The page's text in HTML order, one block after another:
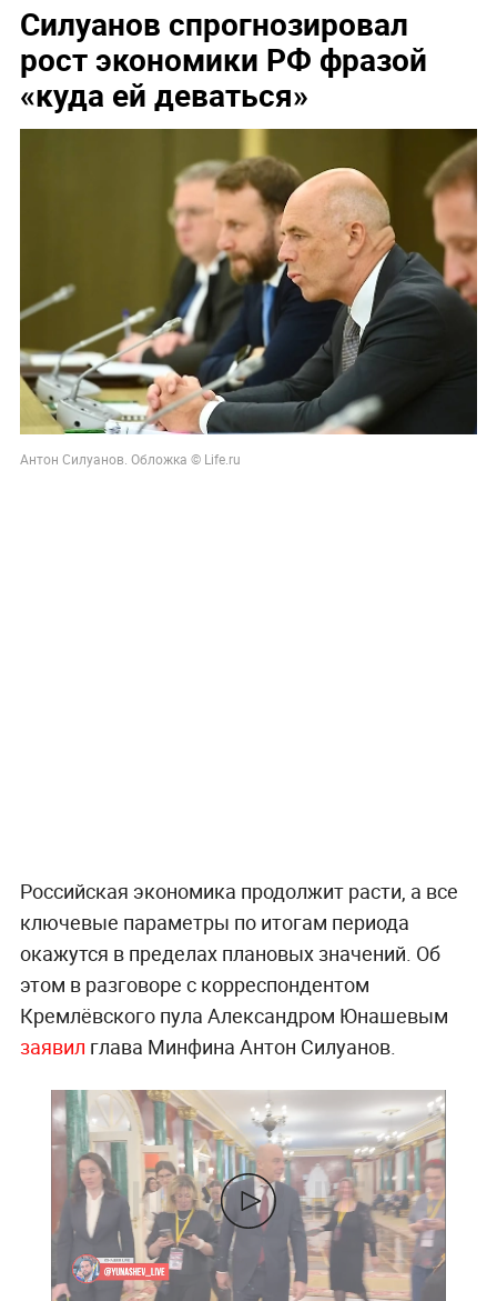
Силуанов спрогнозировал
рост экономики РФ фразой
«куда ей деваться»
Антон Силуанов. Обложка © Life.ru
Российская экономика продолжит расти, а все
ключевые параметры по итогам периода
окажутся в пределах плановых значений. Об
этом в разговоре с корреспондентом
Кремлёвского пула Александром Юнашевым
заявил глава Минфина Антон Силуанов.